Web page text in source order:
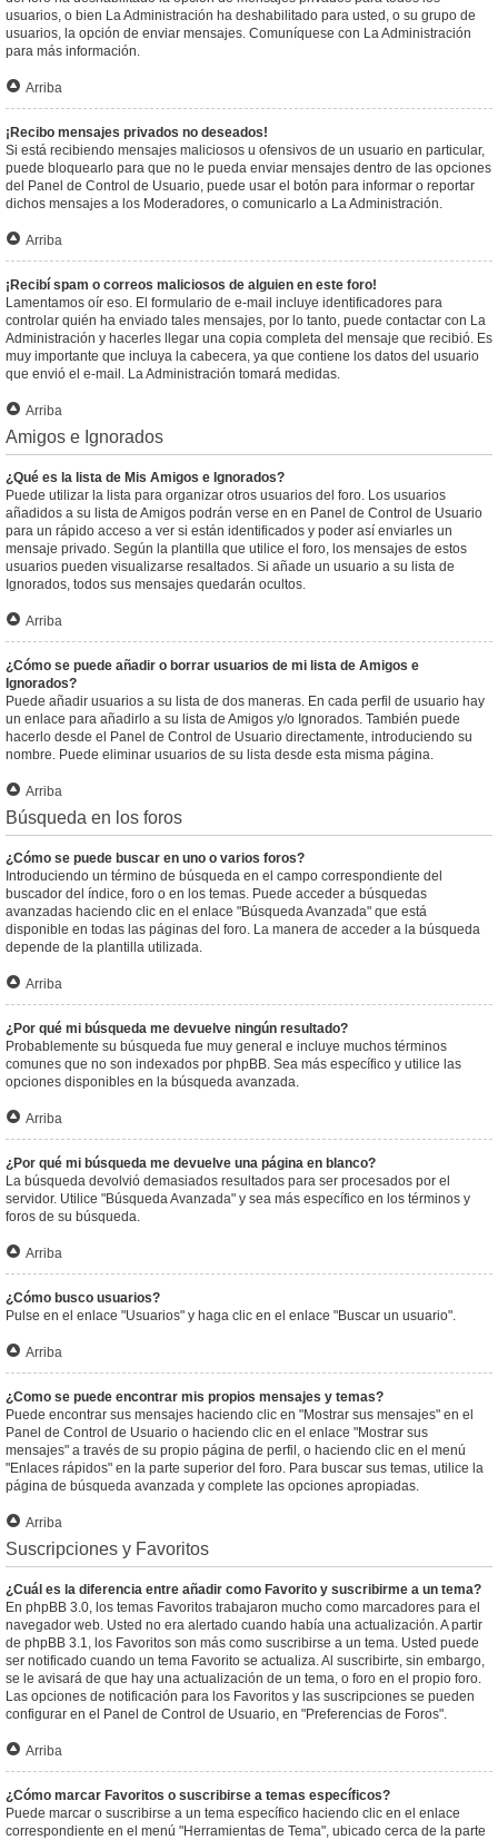
usuarios, o bien La Administración ha deshabilitado para usted, o su grupo de
usuarios, la opción de enviar mensajes. Comuníquese con La Administración
para más información.
Arriba
¡Recibo mensajes privados no deseados!
Si está recibiendo mensajes maliciosos u ofensivos de un usuario en particular,
puede bloquearlo para que no le pueda enviar mensajes dentro de las opciones
del Panel de Control de Usuario, puede usar el botón para informar o reportar
dichos mensajes a los Moderadores, o comunicarlo a La Administración.
Arriba
¡Recibí spam o correos maliciosos de alguien en este foro!
Lamentamos oír eso. El formulario de e-mail incluye identificadores para
controlar quién ha enviado tales mensajes, por lo tanto, puede contactar con La
Administración y hacerles llegar una copia completa del mensaje que recibió. Es
muy importante que incluya la cabecera, ya que contiene los datos del usuario
que envió el e-mail. La Administración tomará medidas.
Arriba
Amigos e Ignorados
¿Qué es la lista de Mis Amigos e Ignorados?
Puede utilizar la lista para organizar otros usuarios del foro. Los usuarios
añadidos a su lista de Amigos podrán verse en en Panel de Control de Usuario
para un rápido acceso a ver si están identificados y poder así enviarles un
mensaje privado. Según la plantilla que utilice el foro, los mensajes de estos
usuarios pueden visualizarse resaltados. Si añade un usuario a su lista de
Ignorados, todos sus mensajes quedarán ocultos.
Arriba
¿Cómo se puede añadir o borrar usuarios de mi lista de Amigos e
Ignorados?
Puede añadir usuarios a su lista de dos maneras. En cada perfil de usuario hay
un enlace para añadirlo a su lista de Amigos y/o Ignorados. También puede
hacerlo desde el Panel de Control de Usuario directamente, introduciendo su
nombre. Puede eliminar usuarios de su lista desde esta misma página.
Arriba
Búsqueda en los foros
¿Cómo se puede buscar en uno o varios foros?
Introduciendo un término de búsqueda en el campo correspondiente del
buscador del índice, foro o en los temas. Puede acceder a búsquedas
avanzadas haciendo clic en el enlace "Búsqueda Avanzada" que está
disponible en todas las páginas del foro. La manera de acceder a la búsqueda
depende de la plantilla utilizada.
Arriba
¿Por qué mi búsqueda me devuelve ningún resultado?
Probablemente su búsqueda fue muy general e incluye muchos términos
comunes que no son indexados por phpBB. Sea más específico y utilice las
opciones disponibles en la búsqueda avanzada.
Arriba
¿Por qué mi búsqueda me devuelve una página en blanco?
La búsqueda devolvió demasiados resultados para ser procesados por el
servidor. Utilice "Búsqueda Avanzada" y sea más específico en los términos y
foros de su búsqueda.
Arriba
¿Cómo busco usuarios?
Pulse en el enlace "Usuarios" y haga clic en el enlace "Buscar un usuario".
Arriba
¿Como se puede encontrar mis propios mensajes y temas?
Puede encontrar sus mensajes haciendo clic en "Mostrar sus mensajes" en el
Panel de Control de Usuario o haciendo clic en el enlace "Mostrar sus
mensajes" a través de su propio página de perfil, o haciendo clic en el menú
"Enlaces rápidos" en la parte superior del foro. Para buscar sus temas, utilice la
página de búsqueda avanzada y complete las opciones apropiadas.
Arriba
Suscripciones y Favoritos
¿Cuál es la diferencia entre añadir como Favorito y suscribirme a un tema?
En phpBB 3.0, los temas Favoritos trabajaron mucho como marcadores para el
navegador web. Usted no era alertado cuando había una actualización. A partir
de phpBB 3.1, los Favoritos son más como suscribirse a un tema. Usted puede
ser notificado cuando un tema Favorito se actualiza. Al suscribirte, sin embargo,
se le avisará de que hay una actualización de un tema, o foro en el propio foro.
Las opciones de notificación para los Favoritos y las suscripciones se pueden
configurar en el Panel de Control de Usuario, en "Preferencias de Foros".
Arriba
¿Cómo marcar Favoritos o suscribirse a temas específicos?
Puede marcar o suscribirse a un tema específico haciendo clic en el enlace
correspondiente en el menú "Herramientas de Tema", ubicado cerca de la parte